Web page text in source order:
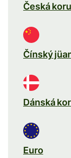
Česká
Čínský
Dánská
Euro